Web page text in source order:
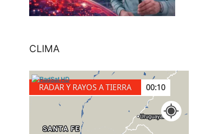
CLIMA
RADAR Y RAYOS A TIERRA 00:20